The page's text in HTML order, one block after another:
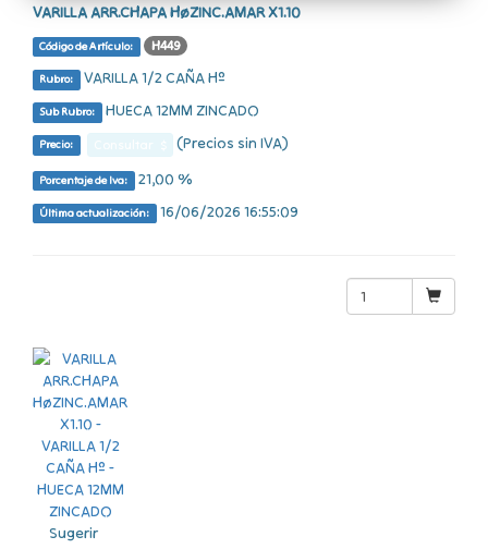
VARILLA ARR.CHAPA HøZINC.AMAR X1.10
Código de Artículo: H449
Rubro: VARILLA 1/2 CAÑA Hº
Sub Rubro: HUECA 12MM ZINCADO
Precio: (Precios sin IVA)
Porcentaje de Iva: 21,00 %
Última actualización: 16/06/2026 16:55:09
Sugerir